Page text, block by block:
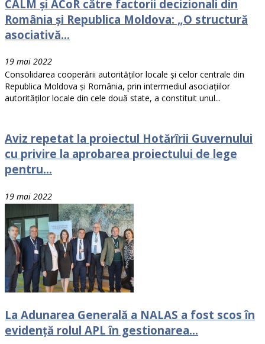
CALM și ACoR către factorii decizionali din
România și Republica Moldova: „O structură
asociativă...
19 mai 2022
Consolidarea cooperării autorităților locale și celor centrale din
Republica Moldova și România, prin intermediul asociațiilor
autorităților locale din cele două state, a constituit unul...
Aviz repetat la proiectul Hotărîrii Guvernului
cu privire la aprobarea proiectului de lege
pentru...
19 mai 2022
La Adunarea Generală a NALAS a fost scos în
evidență rolul APL în gestionarea...